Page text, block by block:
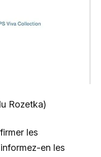
Rozetka)
les
en les